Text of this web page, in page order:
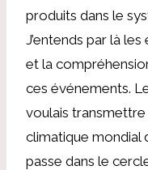
produits dans le
J’entends par là
et la
ces événements.
voulais
climatique mondial
passe dans le